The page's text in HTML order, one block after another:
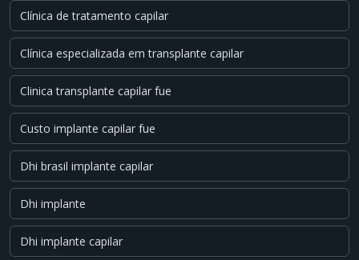
Clínica de tratamento capilar
Clínica especializada em transplante capilar
Clinica transplante capilar fue
Custo implante capilar fue
Dhi brasil implante capilar
Dhi implante
Dhi implante capilar